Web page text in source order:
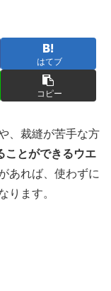
はてブ
コピー
、裁縫が苦手な方
ことができるウエ
あれば、使わずに
ります。